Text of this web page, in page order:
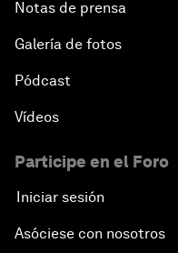
Notas de prensa
Galería de fotos
Pódcast
Vídeos
Participe en el Foro
Iniciar sesión
Asóciese con nosotros